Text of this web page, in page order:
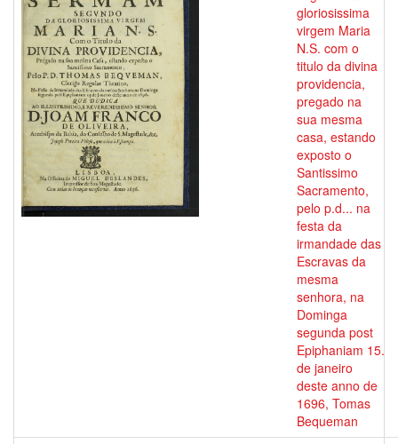
gloriosissima
virgem Maria
N.S. com o
titulo da divina
providencia,
pregado na
sua mesma
casa, estando
exposto o
Santissimo
Sacramento,
pelo p.d... na
festa da
irmandade das
Escravas da
mesma
senhora, na
Dominga
segunda post
Epiphaniam 15.
de janeiro
deste anno de
1696, Tomas
Bequeman